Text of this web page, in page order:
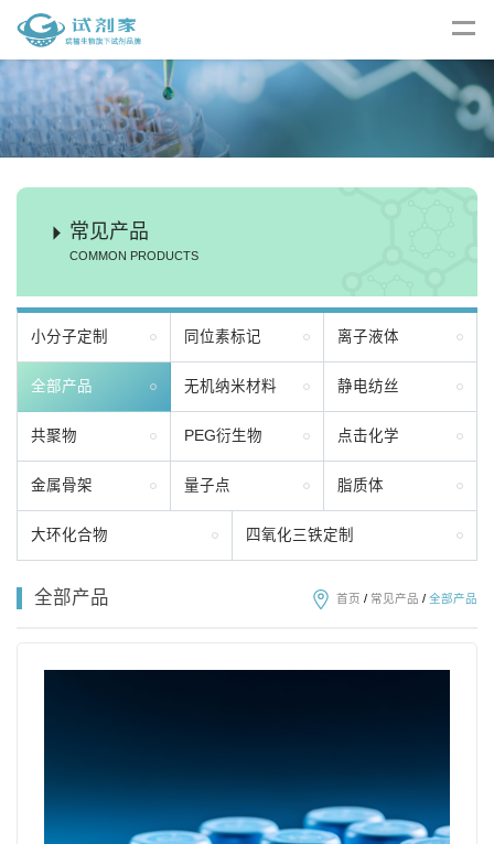
常见产品
COMMON PRODUCTS
小分子定制 同位素标记 离子液体
全部产品 无机纳米材料 静电纺丝
共聚物 PEG衍生物 点击化学
金属骨架 量子点 脂质体
大环化合物 四氧化三铁定制
全部产品 首页 / 常见产品 / 全部产品